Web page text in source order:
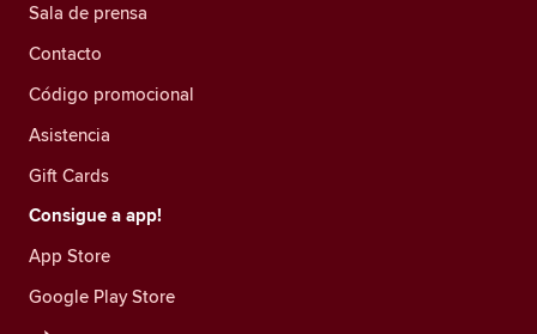
Sala de prensa
Contacto
Código promocional
Asistencia
Gift Cards
Consigue a app!
App Store
Google Play Store